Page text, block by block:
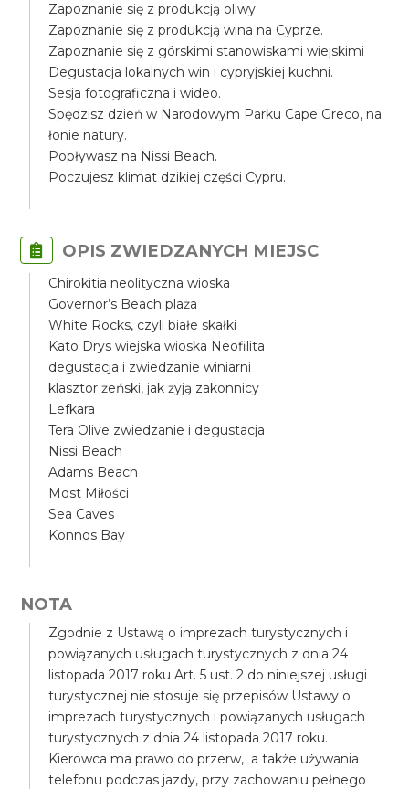
Zapoznanie się z produkcją oliwy.
Zapoznanie się z produkcją wina na Cyprze.
Zapoznanie się z górskimi stanowiskami wiejskimi
Degustacja lokalnych win i cypryjskiej kuchni.
Sesja fotograficzna i wideo.
Spędzisz dzień w Narodowym Parku Cape Greco, na
łonie natury.
Popływasz na Nissi Beach.
Poczujesz klimat dzikiej części Cypru.
OPIS ZWIEDZANYCH MIEJSC
Chirokitia neolityczna wioska
Governor’s Beach plaża
White Rocks, czyli białe skałki
Kato Drys wiejska wioska Neofilita
degustacja i zwiedzanie winiarni
klasztor żeński, jak żyją zakonnicy
Lefkara
Tera Olive zwiedzanie i degustacja
Nissi Beach
Adams Beach
Most Miłości
Sea Caves
Konnos Bay
NOTA
Zgodnie z Ustawą o imprezach turystycznych i
powiązanych usługach turystycznych z dnia 24
listopada 2017 roku Art. 5 ust. 2 do niniejszej usługi
turystycznej nie stosuje się przepisów Ustawy o
imprezach turystycznych i powiązanych usługach
turystycznych z dnia 24 listopada 2017 roku.
Kierowca ma prawo do przerw, a także używania
telefonu podczas jazdy, przy zachowaniu pełnego